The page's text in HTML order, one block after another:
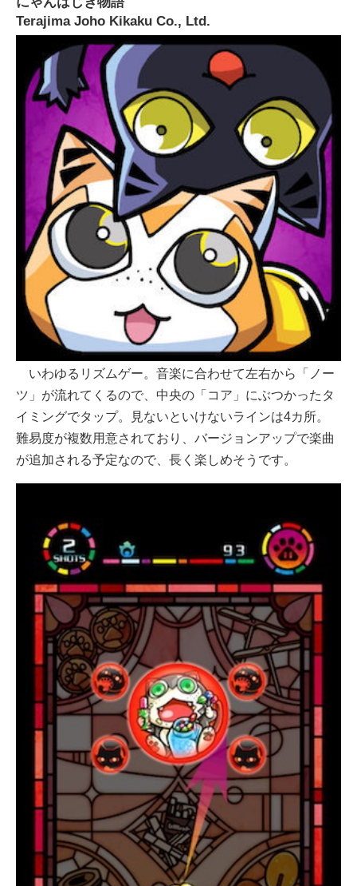
Terajima Joho Kikaku Co., Ltd.
いわゆるリズムゲー。音楽に合わせて左右から「ノー
ツ」が流れてくるので、中央の「コア」にぶつかったタ
イミングでタップ。見ないといけないラインは4カ所。
難易度が複数用意されており、バージョンアップで楽曲
が追加される予定なので、長く楽しめそうです。